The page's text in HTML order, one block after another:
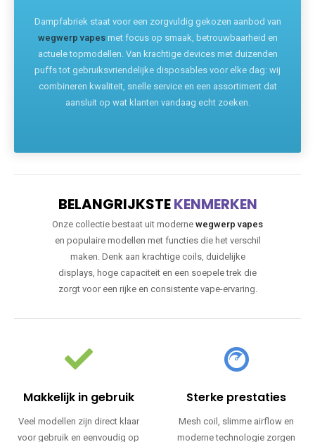
Dampfabriek staat voor een zorgvuldig gekozen aanbod van
wegwerp vapesmet focus op smaak, betrouwbaarheid en
actuele topmodellen. Van krachtige devices met duizenden
puffs tot gebruiksvriendelijke disposables voor elke dag: wij
combineren kwaliteit, snelle service en een assortiment dat
aansluit op wat klanten vandaag echt zoeken.
BELANGRIJKSTEKENMERKEN
Onze collectie bestaat uit moderne wegwerp vapes
en populaire modellen met functies die het verschil
maken. Denk aan krachtige coils, duidelijke
displays, hoge capaciteit en een soepele trek die
zorgt voor een rijke en consistente vape-ervaring.
Makkelijk in gebruik
Veel modellen zijn direct klaar
voor gebruik en eenvoudig op
Sterke prestaties
Mesh coil, slimme airflow en
moderne technologie zorgen